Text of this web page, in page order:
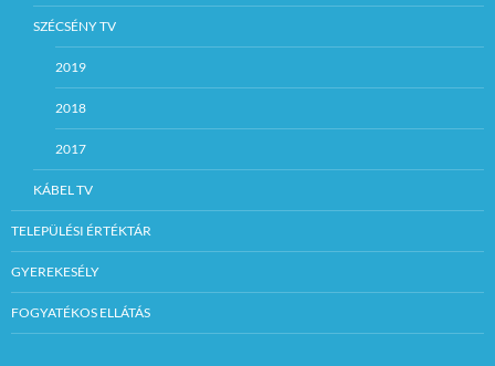
SZÉCSÉNY TV
2019
2018
2017
KÁBEL TV
TELEPÜLÉSI ÉRTÉKTÁR
GYEREKESÉLY
FOGYATÉKOS ELLÁTÁS